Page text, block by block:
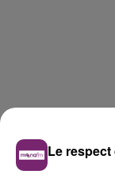
Le